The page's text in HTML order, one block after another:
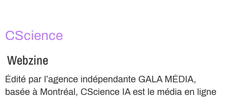
CScience
Webzine
Édité par l’agence indépendante GALA MÉDIA,
basée à Montréal, CScience IA est le média en ligne